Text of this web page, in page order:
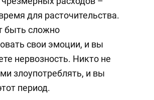
для расточительства.
быть сложно
свои эмоции, и вы
нервозность. Никто не
злоупотреблять, и вы
период.